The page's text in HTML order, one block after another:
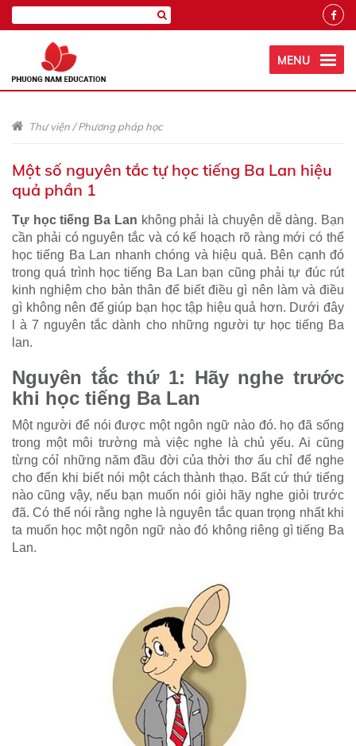
MENU
Thư viện/Phương pháp học
Một số nguyên tắc tự học tiếng Ba Lan hiệu
quả phần 1
Tự học tiếng Ba Lan không phải là chuyện dễ dàng. Bạn
cần phải có nguyên tắc và có kế hoạch rõ ràng mới có thể
học tiếng Ba Lan nhanh chóng và hiệu quả. Bên cạnh đó
trong quá trình học tiếng Ba Lan bạn cũng phải tự đúc rút
kinh nghiệm cho bản thân để biết điều gì nên làm và điều
gì không nên để giúp bạn học tập hiệu quả hơn. Dưới đây
l à 7 nguyên tắc dành cho những người tự học tiếng Ba
lan.
Nguyên tắc thứ 1: Hãy nghe trước
khi học tiếng Ba Lan
Một người để nói được một ngôn ngữ nào đó. họ đã sống
trong một môi trường mà việc nghe là chủ yếu. Ai cũng
từng cóỉ những năm đầu đời của thời thơ ấu chỉ để nghe
cho đến khi biết nói một cách thành thạo. Bất cứ thứ tiếng
nào cũng vậy, nếu bạn muốn nói giỏi hãy nghe giỏi trước
đã. Có thể nói rằng nghe là nguyên tắc quan trọng nhất khi
ta muốn học một ngôn ngữ nào đó không riêng gì tiếng Ba
Lan.